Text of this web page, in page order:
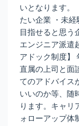
いとなります。
たい企業 ・未
目指せると思う
エンジニア派遣
アドック制度】
直属の上司と面
てのアドバイス
いいのか等、随
ります。キャリ
ォローアップ体